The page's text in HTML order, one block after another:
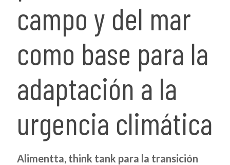
campo y del mar
como base para la
adaptación a la
urgencia climática
Alimentta, think tank para la transición